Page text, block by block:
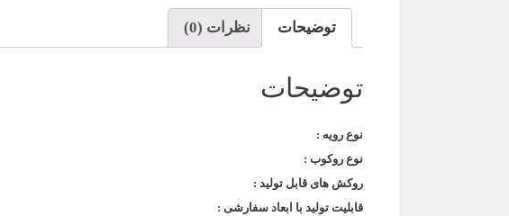
توضیحات نظرات (0)
توضیحات
نوع رویه :
نوع روکوب :
روکش های قابل تولید :
قابلیت تولید با ابعاد سفارشی :